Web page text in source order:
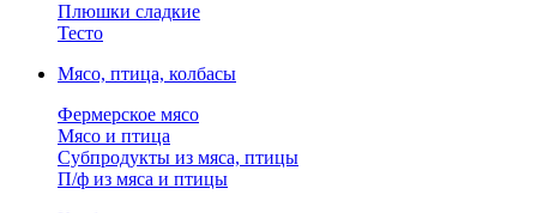
Плюшки сладкие
Тесто
Мясо, птица, колбасы
Фермерское мясо
Мясо и птица
Субпродукты из мяса, птицы
П/ф из мяса и птицы